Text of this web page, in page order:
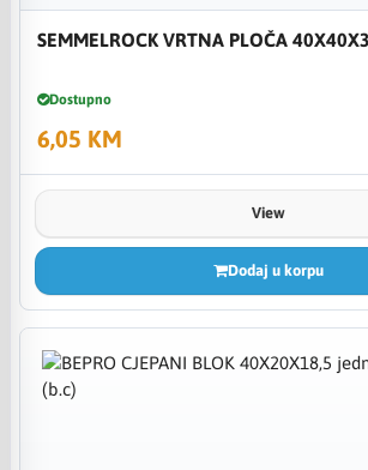
SEMMELROCK VRTNA PLOČA
Dostupno
6,05 KM
View
Dodaj u korpu